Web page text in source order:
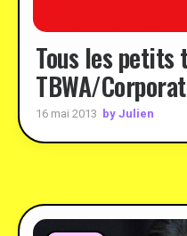
Tous les petits
TBWA/
16 mai 2013 by Julien